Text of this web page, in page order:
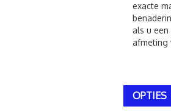
exacte
als u
afmeting
OPTIES